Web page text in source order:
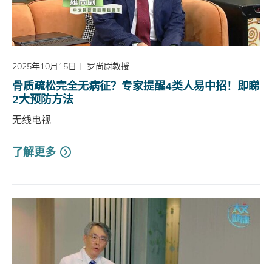
2025年10月15日 | 罗尚尉教授
骨质疏松完全无病征？专家提醒4类人易中招！即睇
2大预防方法
无线电视
了解更多